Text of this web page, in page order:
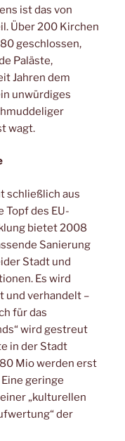
ist das von
Über 200 Kirchen
geschlossen,
Paläste,
Jahren dem
unwürdiges
wagt.
schließlich aus
Topf des EU-
bietet 2008
Sanierung
Stadt und
Es wird
und verhandelt –
für das
wird gestreut
in der Stadt
Mio werden erst
geringe
„kulturellen
der